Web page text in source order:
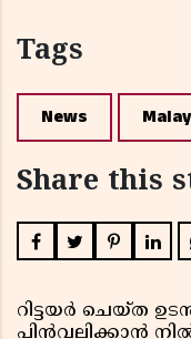
Tags
News
Share this
റിട്ടയർ ചെയ്ത
പിൻവലിക്കാൻ